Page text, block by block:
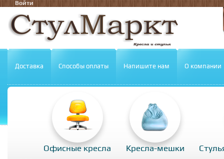
Войти
Доставка Способы оплаты Напишите нам О компании
Офисные кресла Кресла-мешки